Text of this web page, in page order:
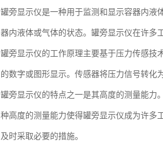
罐旁显示仪是一种用于监测和显示容器内液
器内液体或气体的状态。罐旁显示仪在许多
罐旁显示仪的工作原理主要基于压力传感技
的数字或图形显示。传感器将压力信号转化
罐旁显示仪的特点之一是其高度的测量能力
种高度的测量能力使得罐旁显示仪成为许多
及时采取必要的措施。